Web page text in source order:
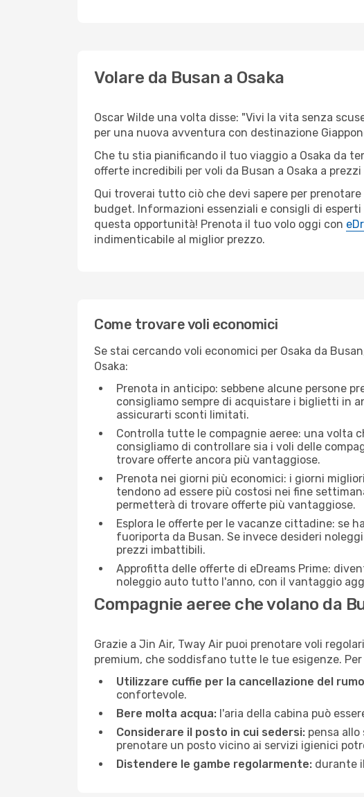
Volare da Busan a Osaka
Oscar Wilde una volta disse: "Vivi la vita senza
per una nuova avventura con destinazione
Che tu stia pianificando il tuo viaggio a Osaka da
offerte incredibili per voli da Busan a Osaka a
Qui troverai tutto ciò che devi sapere per
budget. Informazioni essenziali e consigli di
questa opportunità! Prenota il tuo volo oggi con
indimenticabile al miglior prezzo.
Come trovare voli economici
Se stai cercando voli economici per Osaka da
Osaka:
Prenota in anticipo: sebbene alcune persone
consigliamo sempre di acquistare i biglietti in
assicurarti sconti limitati.
Controlla tutte le compagnie aeree: una volta
consigliamo di controllare sia i voli delle
trovare offerte ancora più vantaggiose.
Prenota nei giorni più economici: i giorni
tendono ad essere più costosi nei fine
permetterà di trovare offerte più vantaggiose.
Esplora le offerte per le vacanze cittadine: se
fuoriporta da Busan. Se invece desideri
prezzi imbattibili.
Approfitta delle offerte di eDreams Prime:
noleggio auto tutto l'anno, con il vantaggio
Compagnie aeree che volano da
Grazie a Jin Air, Tway Air puoi prenotare voli
premium, che soddisfano tutte le tue esigenze.
Utilizzare cuffie per la cancellazione del
confortevole.
Bere molta acqua: l'aria della cabina può
Considerare il posto in cui sedersi: pensa allo
prenotare un posto vicino ai servizi igienici
Distendere le gambe regolarmente: durante